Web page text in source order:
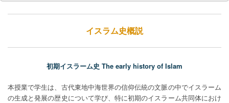
イスラム史概説
初期イスラーム史 The early history of Islam
本授業で学生は、古代東地中海世界の信仰伝統の文脈の中でイスラーム
の生成と発展の歴史について学び、特に初期のイスラーム共同体におけ